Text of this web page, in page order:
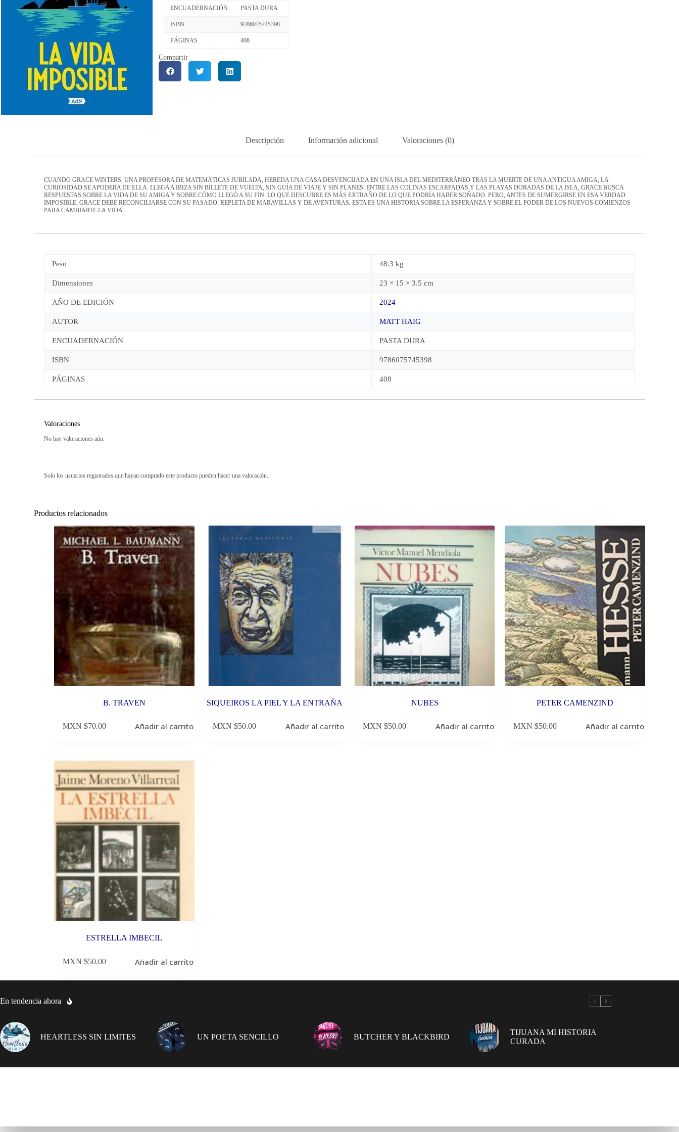
ENCUADERNACIÓN PASTA DURA
ISBN 9786075745398
PÁGINAS 408
Compartir
Descripción Información adicional Valoraciones (0)
CUANDO GRACE WINTERS, UNA PROFESORA DE MATEMÁTICAS JUBILADA, HEREDA UNA CASA DESVENCIJADA EN UNA ISLA DEL MEDITERRÁNEO TRAS LA MUERTE DE UNA ANTIGUA AMIGA, LA
CURIOSIDAD SE APODERA DE ELLA. LLEGA A IBIZA SIN BILLETE DE VUELTA, SIN GUÍA DE VIAJE Y SIN PLANES. ENTRE LAS COLINAS ESCARPADAS Y LAS PLAYAS DORADAS DE LA ISLA, GRACE BUSCA
RESPUESTAS SOBRE LA VIDA DE SU AMIGA Y SOBRE CÓMO LLEGÓ A SU FIN. LO QUE DESCUBRE ES MÁS EXTRAÑO DE LO QUE PODRÍA HABER SOÑADO. PERO, ANTES DE SUMERGIRSE EN ESA VERDAD
IMPOSIBLE, GRACE DEBE RECONCILIARSE CON SU PASADO. REPLETA DE MARAVILLAS Y DE AVENTURAS, ESTA ES UNA HISTORIA SOBRE LA ESPERANZA Y SOBRE EL PODER DE LOS NUEVOS COMIENZOS
PARA CAMBIARTE LA VIDA.
Peso 48.3 kg
Dimensiones 23 × 15 × 3.5 cm
AÑO DE EDICIÓN 2024
AUTOR MATT HAIG
ENCUADERNACIÓN PASTA DURA
ISBN 9786075745398
PÁGINAS 408
Valoraciones
No hay valoraciones aún.
Solo los usuarios registrados que hayan comprado este producto pueden hacer una valoración.
Productos relacionados
B. TRAVEN
MXN $70.00 Añadir al carrito
SIQUEIROS LA PIEL Y LA ENTRAÑA
MXN $50.00 Añadir al carrito
NUBES
MXN $50.00 Añadir al carrito
PETER CAMENZIND
MXN $50.00 Añadir al carrito
ESTRELLA IMBECIL
MXN $50.00 Añadir al carrito
En tendencia ahora
HEARTLESS SIN LIMITES UN POETA SENCILLO BUTCHER Y BLACKBIRD
TIJUANA MI HISTORIA
CURADA